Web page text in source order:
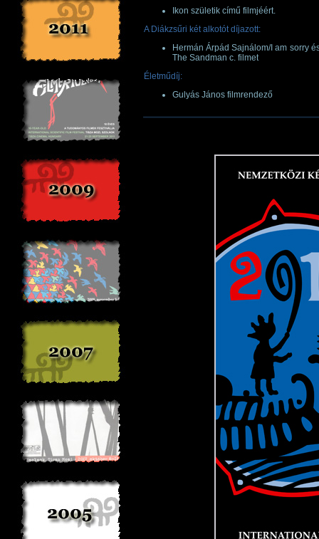
Ikon születik című filmjéért.
A Diákzsűri két alkotót díjazott:
Hermán Árpád Sajnálom/I am sorry
The Sandman c. filmet
Életműdíj:
Gulyás János filmrendező